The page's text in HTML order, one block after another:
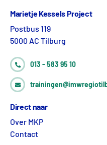
Marietje Kessels Project
Postbus 119
5000 AC Tilburg
013 - 583 95 10
Direct naar
Over MKP
Contact